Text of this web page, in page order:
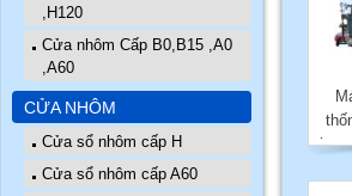
,H120
Cửa nhôm Cấp B0,B15 ,A0
,A60
CỬA NHÔM
Cửa sổ nhôm cấp H
Cửa sổ nhôm cấp A60